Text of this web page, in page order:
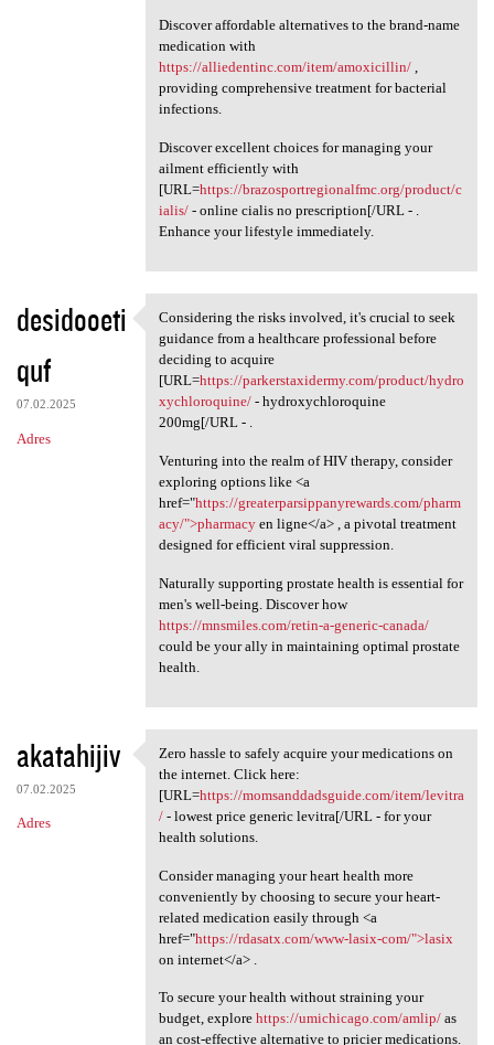
Discover affordable alternatives to the brand-name
medication with
https://alliedentinc.com/item/amoxicillin/,
providing comprehensive treatment for bacterial
infections.
Discover excellent choices for managing your
ailment efficiently with
[URL=https://brazosportregionalfmc.org/product/c
ialis/- online cialis no prescription[/URL - .
Enhance your lifestyle immediately.
desidooeti
quf
07.02.2025
Adres
Considering the risks
Considering the risks involved, it's crucial to seek
guidance from a healthcare professional before
deciding to acquire
[URL=https://parkerstaxidermy.com/product/hydro
xychloroquine/- hydroxychloroquine
200mg[/URL - .
Venturing into the realm of HIV therapy, consider
exploring options like <a
href="https://greaterparsippanyrewards.com/pharm
acy/">pharmacyen ligne</a> , a pivotal treatment
designed for efficient viral suppression.
Naturally supporting prostate health is essential for
men's well-being. Discover how
https://mnsmiles.com/retin-a-generic-canada/
could be your ally in maintaining optimal prostate
health.
akatahijiv
07.02.2025
Adres
Zero hassle to safely acquire
Zero hassle to safely acquire your medications on
the internet. Click here:
[URL=https://momsanddadsguide.com/item/levitra
/- lowest price generic levitra[/URL - for your
health solutions.
Consider managing your heart health more
conveniently by choosing to secure your heart-
related medication easily through <a
href="https://rdasatx.com/www-lasix-com/">lasix
on internet</a> .
To secure your health without straining your
budget, explore https://umichicago.com/amlip/as
an cost-effective alternative to pricier medications.